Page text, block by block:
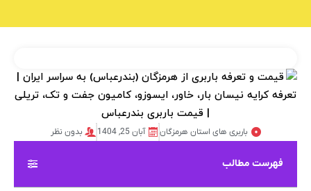
باربری های استان هرمزگان آبان 25, 1404 بدون نظر
فهرست مطالب